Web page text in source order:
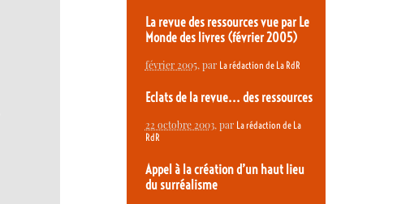
La revue des ressources vue par Le
Monde des livres (février 2005)
février 2005, par La rédaction de La RdR
Eclats de la revue... des ressources
22 octobre 2003, par La rédaction de La
RdR
Appel à la création d’un haut lieu
du surréalisme